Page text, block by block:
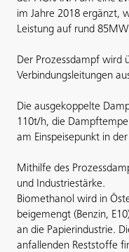
im Jahre 2018 ergänzt,
Leistung auf rund
Der Prozessdampf wird
Verbindungsleitungen
Die ausgekoppelte
110t/h, die
am Einspeisepunkt in
Mithilfe des
und Industriestärke.
Biomethanol wird in
beigemengt (Benzin,
an die Papierindustrie.
anfallenden Reststoffe